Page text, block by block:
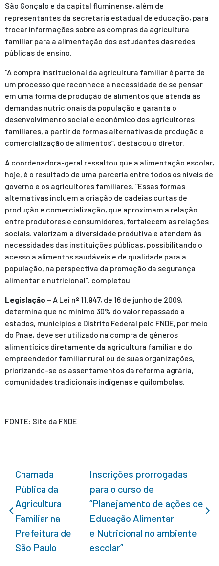
São Gonçalo e da capital fluminense, além de
representantes da secretaria estadual de educação, para
trocar informações sobre as compras da agricultura
familiar para a alimentação dos estudantes das redes
públicas de ensino.
“A compra institucional da agricultura familiar é parte de
um processo que reconhece a necessidade de se pensar
em uma forma de produção de alimentos que atenda às
demandas nutricionais da população e garanta o
desenvolvimento social e econômico dos agricultores
familiares, a partir de formas alternativas de produção e
comercialização de alimentos”, destacou o diretor.
A coordenadora-geral ressaltou que a alimentação escolar,
hoje, é o resultado de uma parceria entre todos os níveis de
governo e os agricultores familiares. “Essas formas
alternativas incluem a criação de cadeias curtas de
produção e comercialização, que aproximam a relação
entre produtores e consumidores, fortalecem as relações
sociais, valorizam a diversidade produtiva e atendem às
necessidades das instituições públicas, possibilitando o
acesso a alimentos saudáveis e de qualidade para a
população, na perspectiva da promoção da segurança
alimentar e nutricional”, completou.
Legislação – A Lei nº 11.947, de 16 de junho de 2009,
determina que no mínimo 30% do valor repassado a
estados, municípios e Distrito Federal pelo FNDE, por meio
do Pnae, deve ser utilizado na compra de gêneros
alimentícios diretamente da agricultura familiar e do
empreendedor familiar rural ou de suas organizações,
priorizando-se os assentamentos da reforma agrária,
comunidades tradicionais indígenas e quilombolas.
FONTE: Site da FNDE
Chamada
Pública da
Agricultura
Familiar na
Prefeitura de
São Paulo
Inscrições prorrogadas
para o curso de
“Planejamento de ações de
Educação Alimentar
e Nutricional no ambiente
escolar”